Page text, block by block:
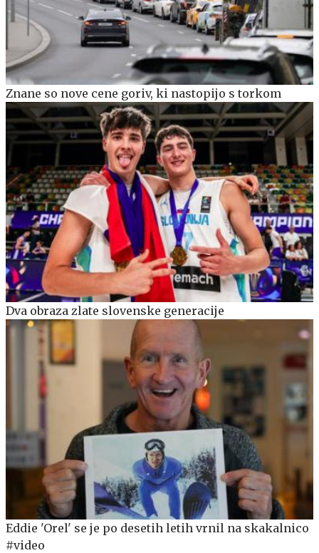
Znane so nove cene goriv, ki nastopijo s torkom
Dva obraza zlate slovenske generacije
Eddie 'Orel' se je po desetih letih vrnil na skakalnico
#video